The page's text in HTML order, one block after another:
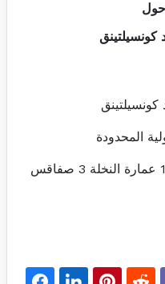
كونسيلتينق
المحدودة
طريق تنيور كلم 1.5 عمارة النخلة 3 صفاقس